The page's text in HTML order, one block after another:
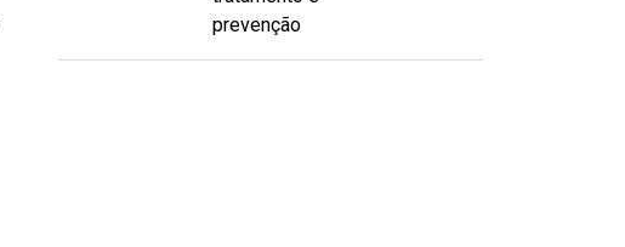
prevenção